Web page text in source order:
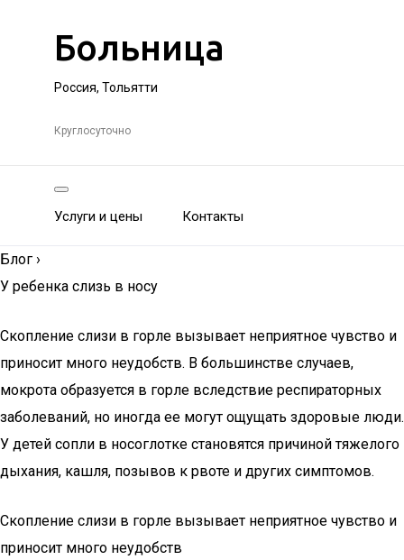
Больница
Россия, Тольятти
Круглосуточно
Услуги и цены Контакты
Блог ›
У ребенка слизь в носу
Скопление слизи в горле вызывает неприятное чувство и
приносит много неудобств. В большинстве случаев,
мокрота образуется в горле вследствие респираторных
заболеваний, но иногда ее могут ощущать здоровые люди.
У детей сопли в носоглотке становятся причиной тяжелого
дыхания, кашля, позывов к рвоте и других симптомов.
Cкопление слизи в горле вызывает неприятное чувство и
приносит много неудобств